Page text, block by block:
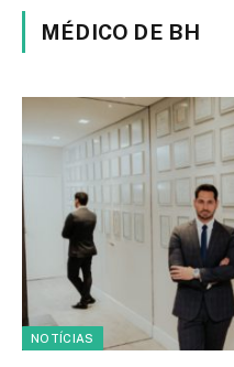
MÉDICO DE BH
NOTÍCIAS